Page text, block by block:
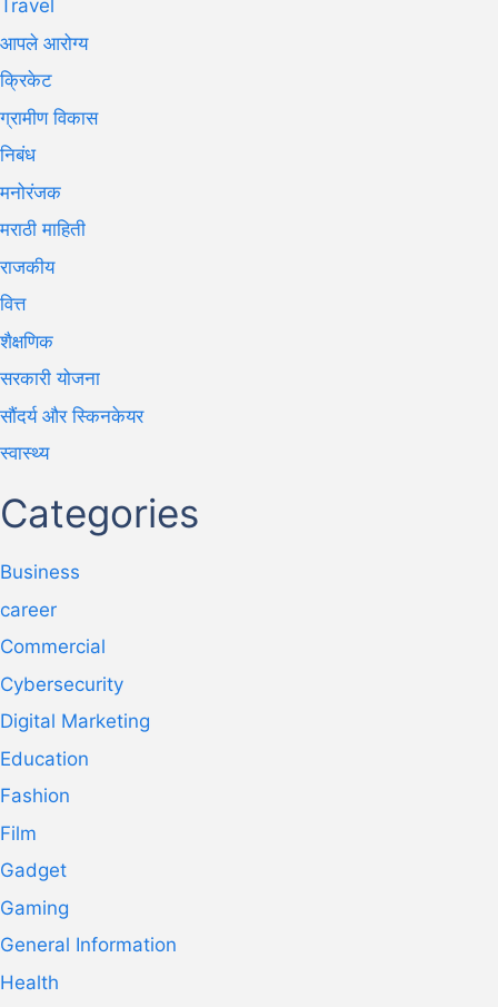
Travel
आपले आरोग्य
क्रिकेट
ग्रामीण विकास
निबंध
मनोरंजक
मराठी माहिती
राजकीय
वित्त
शैक्षणिक
सरकारी योजना
सौंदर्य और स्किनकेयर
स्वास्थ्य
Categories
Business
career
Commercial
Cybersecurity
Digital Marketing
Education
Fashion
Film
Gadget
Gaming
General Information
Health